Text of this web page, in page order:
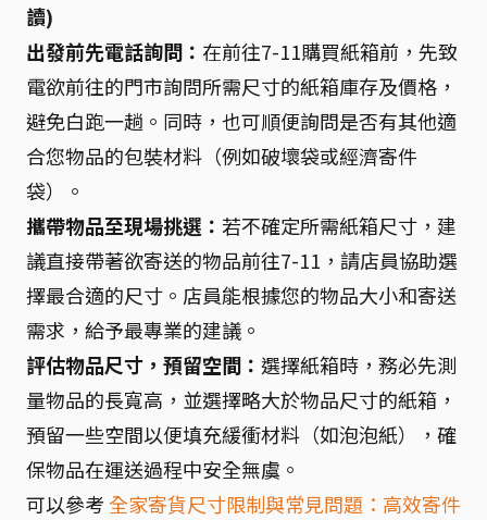
讀)
出發前先電話詢問： 在前往7-11購買紙箱前，先致
電欲前往的門市詢問所需尺寸的紙箱庫存及價格，
避免白跑一趟。同時，也可順便詢問是否有其他適
合您物品的包裝材料（例如破壞袋或經濟寄件
袋）。
攜帶物品至現場挑選： 若不確定所需紙箱尺寸，建
議直接帶著欲寄送的物品前往7-11，請店員協助選
擇最合適的尺寸。店員能根據您的物品大小和寄送
需求，給予最專業的建議。
評估物品尺寸，預留空間： 選擇紙箱時，務必先測
量物品的長寬高，並選擇略大於物品尺寸的紙箱，
預留一些空間以便填充緩衝材料（如泡泡紙），確
保物品在運送過程中安全無虞。
可以參考 全家寄貨尺寸限制與常見問題：高效寄件